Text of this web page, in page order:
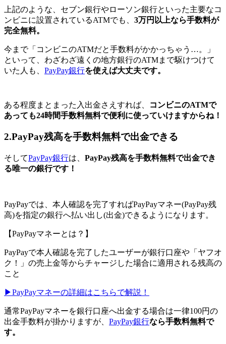
上記のような、セブン銀行やローソン銀行といった主要なコ
ンビニに設置されているATMでも、 3万円以上なら手数料が
完全無料。
今まで「コンビニのATMだと手数料がかかっちゃう…。」
といって、わざわざ遠くの地方銀行のATMまで駆けつけて
いた人も、 PayPay銀行を使えば大丈夫です。
ある程度まとまった入出金さえすれば、
コンビニのATMで
あっても24時間手数料無料で便利に使っていけますからね！
2.PayPay残高を手数料無料で出金できる
そしてPayPay銀行は、 PayPay残高を手数料無料で出金でき
る唯一の銀行です！
PayPayでは、本人確認を完了すればPayPayマネー(PayPay残
高)を指定の銀行へ払い出し(出金)できるようになります。
【PayPayマネーとは？】
PayPayで本人確認を完了したユーザーが銀行口座や「ヤフオ
ク！」の売上金等からチャージした場合に適用される残高の
こと
▶︎PayPayマネーの詳細はこちらで解説！
通常PayPayマネーを銀行口座へ出金する場合は一律100円の
出金手数料が掛かりますが、 PayPay銀行なら手数料無料で
す。